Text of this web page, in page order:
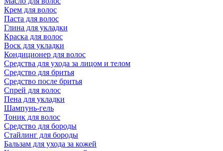
Крем для волос
Паста для волос
Глина для укладки
Краска для волос
Воск для укладки
Кондиционер для волос
Средства для ухода за лицом и телом
Средство для бритья
Средство после бритья
Спрей для волос
Пена для укладки
Шампунь-гель
Тоник для волос
Средство для бороды
Стайлинг для бороды
Бальзам для ухода за кожей